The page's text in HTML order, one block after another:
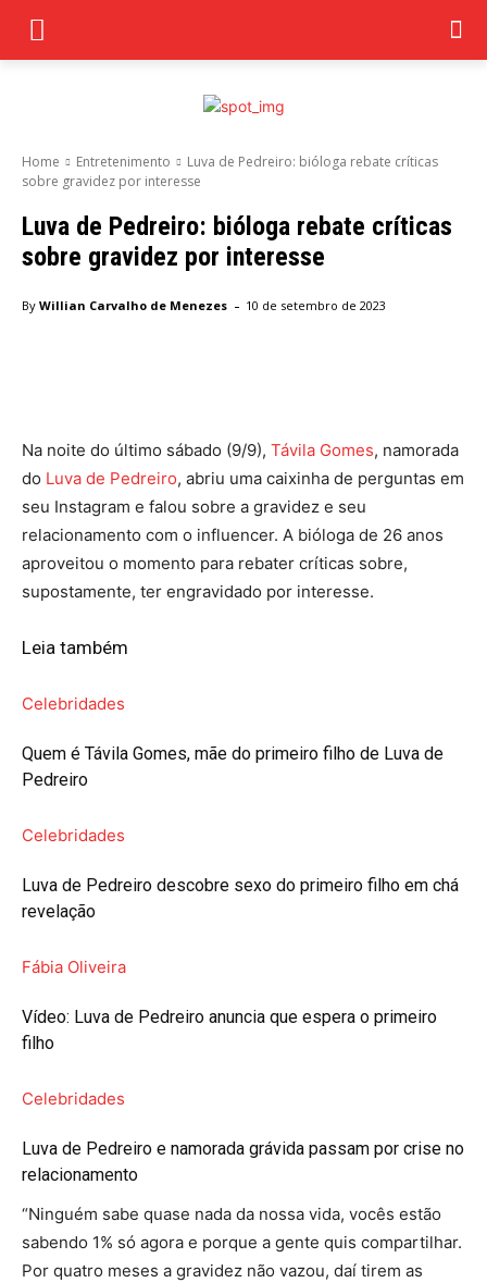
Home Entretenimento
Luva de Pedreiro: bióloga rebate críticas
sobre gravidez por interesse
Luva de Pedreiro: bióloga rebate críticas
sobre gravidez por interesse
By Willian Carvalho de Menezes - 10 de setembro de 2023
Na noite do último sábado (9/9), Távila Gomes, namorada
do Luva de Pedreiro, abriu uma caixinha de perguntas em
seu Instagram e falou sobre a gravidez e seu
relacionamento com o influencer. A bióloga de 26 anos
aproveitou o momento para rebater críticas sobre,
supostamente, ter engravidado por interesse.
Leia também
Celebridades
Quem é Távila Gomes, mãe do primeiro filho de Luva de
Pedreiro
Celebridades
Luva de Pedreiro descobre sexo do primeiro filho em chá
revelação
Fábia Oliveira
Vídeo: Luva de Pedreiro anuncia que espera o primeiro
filho
Celebridades
Luva de Pedreiro e namorada grávida passam por crise no
relacionamento
“Ninguém sabe quase nada da nossa vida, vocês estão
sabendo 1% só agora e porque a gente quis compartilhar.
Por quatro meses a gravidez não vazou, daí tirem as